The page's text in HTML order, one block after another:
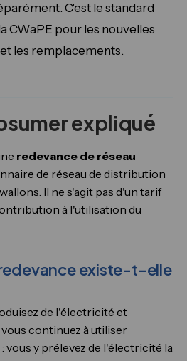
C'est le standard
CWaPE pour les nouvelles
les remplacements.
expliqué
redevance de réseau
de réseau de distribution
Il ne s'agit pas d'un tarif
à l'utilisation du
existe-t-elle
de l'électricité et
continuez à utiliser
y prélevez de l'électricité la